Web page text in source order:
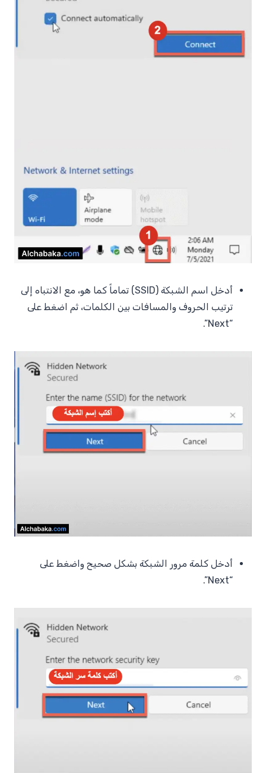
أدخل اسم الشبكة (SSID) تماماً كما هو، مع الانتباه إلى
ترتيب الحروف والمسافات بين الكلمات، ثم اضغط على
“Next”.
أدخل كلمة مرور الشبكة بشكل صحيح واضغط على
“Next”.